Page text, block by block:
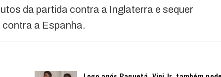
da partida contra a Inglaterra e sequer
a Espanha.